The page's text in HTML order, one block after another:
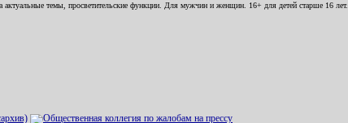
темы, просветительские функции. Для мужчин и женщин. 16+ для детей старше 16 лет.